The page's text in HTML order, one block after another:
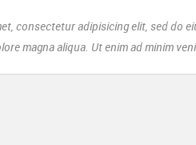
consectetur adipisicing elit, sed do
magna aliqua. Ut enim ad minim